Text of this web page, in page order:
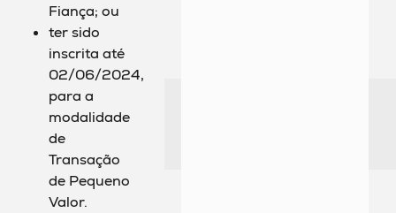
Fiança; ou
ter sido
inscrita até
02/06/2024,
para a
modalidade
de
Transação
de Pequeno
Valor.